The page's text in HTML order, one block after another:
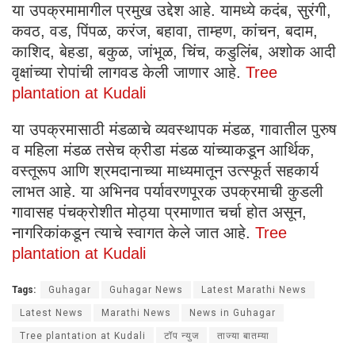
या उपक्रमामागील प्रमुख उद्देश आहे. यामध्ये कदंब, सुरंगी,
कवठ, वड, पिंपळ, करंज, बहावा, ताम्हण, कांचन, बदाम,
काशिद, बेहडा, बकुळ, जांभूळ, चिंच, कडुलिंब, अशोक आदी
वृक्षांच्या रोपांची लागवड केली जाणार आहे. Tree
plantation at Kudali
या उपक्रमासाठी मंडळाचे व्यवस्थापक मंडळ, गावातील पुरुष
व महिला मंडळ तसेच क्रीडा मंडळ यांच्याकडून आर्थिक,
वस्तूरूप आणि श्रमदानाच्या माध्यमातून उत्स्फूर्त सहकार्य
लाभत आहे. या अभिनव पर्यावरणपूरक उपक्रमाची कुडली
गावासह पंचक्रोशीत मोठ्या प्रमाणात चर्चा होत असून,
नागरिकांकडून त्याचे स्वागत केले जात आहे. Tree
plantation at Kudali
Tags: Guhagar Guhagar News Latest Marathi News
Latest News Marathi News News in Guhagar
Tree plantation at Kudali टॉप न्युज ताज्या बातम्या